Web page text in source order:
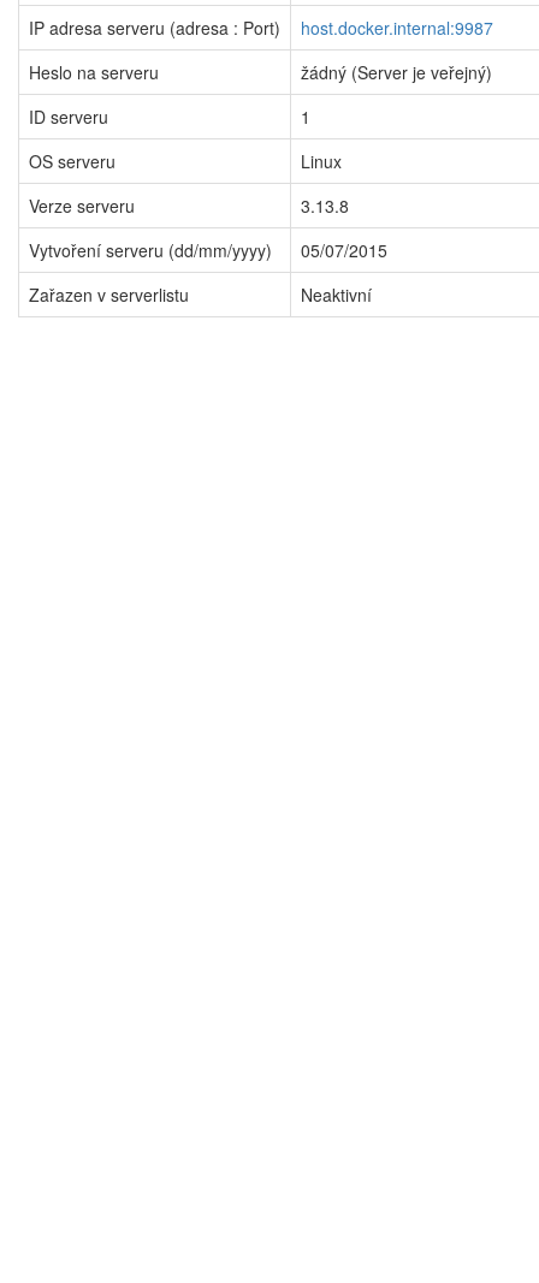
IP adresa serveru (adresa : Port)
host.docker.internal:9987
Heslo na serveru
žádný (Server je veřejný)
ID serveru
1
OS serveru
Linux
Verze serveru
3.13.8
Vytvoření serveru (dd/mm/yyyy)
05/07/2015
Zařazen v serverlistu
Neaktivní